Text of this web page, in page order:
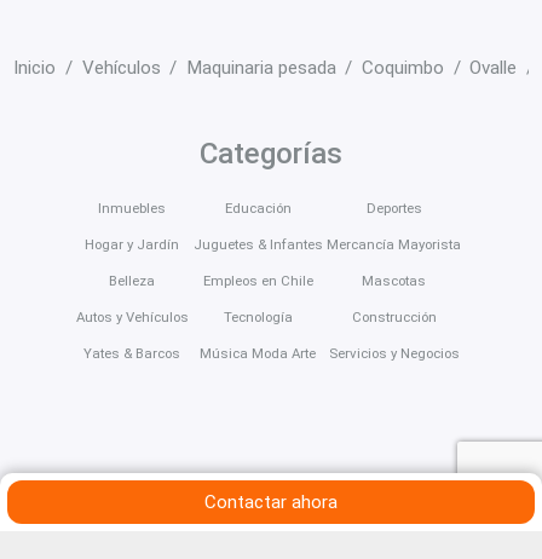
Inicio Vehículos Maquinaria pesada Coquimbo Ovalle
Contactar ahora
Categorías
Inmuebles
Hogar y Jardín
Belleza
Autos y Vehículos
Yates & Barcos
Educación
Juguetes & Infantes
Empleos en Chile
Tecnología
Música Moda Arte
Deportes
Mercancía Mayorista
Mascotas
Construcción
Servicios y Negocios